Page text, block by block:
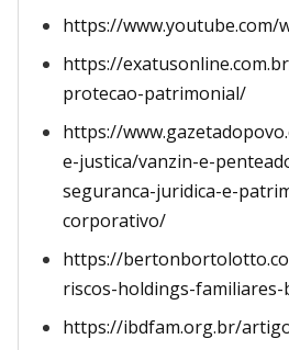
https://www.youtube.com/
https://
protecao-patrimonial/
https://
e-justica/vanzin-e-
seguranca-juridica-e-
corporativo/
https://
riscos-holdings-
https://ibdfam.org.br/